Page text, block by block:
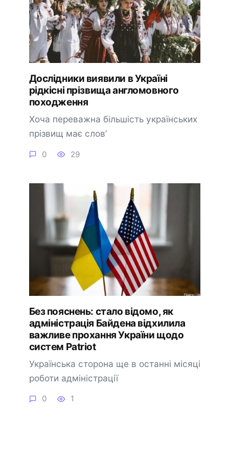
Дослідники виявили в Україні
рідкісні прізвища англомовного
походження
Хоча переважна більшість українських
прізвищ має слов’
0 29
Без пояснень: стало відомо, як
адміністрація Байдена відхилила
важливе прохання України щодо
систем Patriot
Українська сторона ще в останні місяці
роботи адміністрації
0 1